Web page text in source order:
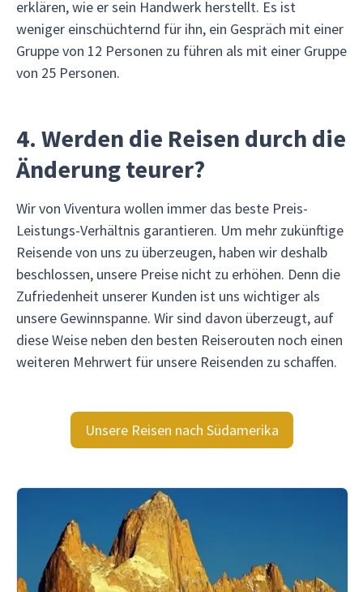
erklären, wie er sein Handwerk herstellt. Es ist
weniger einschüchternd für ihn, ein Gespräch mit einer
Gruppe von 12 Personen zu führen als mit einer Gruppe
von 25 Personen.
4. Werden die Reisen durch die
Änderung teurer?
Wir von Viventura wollen immer das beste Preis-
Leistungs-Verhältnis garantieren. Um mehr zukünftige
Reisende von uns zu überzeugen, haben wir deshalb
beschlossen, unsere Preise nicht zu erhöhen. Denn die
Zufriedenheit unserer Kunden ist uns wichtiger als
unsere Gewinnspanne. Wir sind davon überzeugt, auf
diese Weise neben den besten Reiserouten noch einen
weiteren Mehrwert für unsere Reisenden zu schaffen.
Unsere Reisen nach Südamerika